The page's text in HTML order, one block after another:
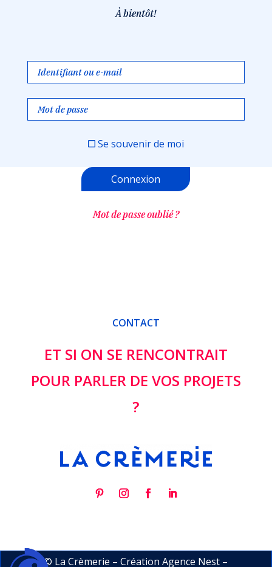
À bientôt!
Se souvenir de moi
Mot de passe oublié ?
CONTACT
ET SI ON SE RENCONTRAIT
POUR PARLER DE VOS PROJETS
?
© La Crèmerie – CréationAgence Nest –